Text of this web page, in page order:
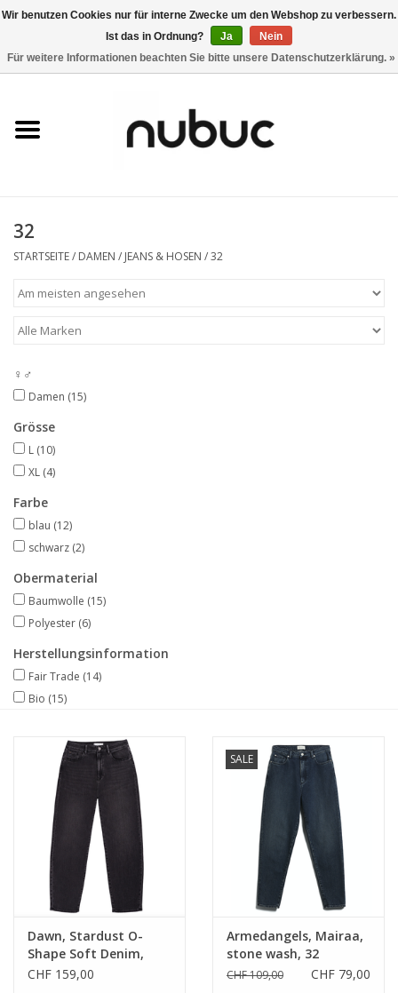
0 Artikel - CHF 0,00
Damen
Accessoires
Home
Stores
Marken
32
STARTSEITE/ DAMEN / JEANS & HOSEN /32
♀♂
Damen (15)
Grösse
L (10)
XL (4)
Farbe
blau (12)
schwarz (2)
Obermaterial
Baumwolle (15)
Polyester (6)
Herstellungsinformation
Fair Trade (14)
Bio (15)
Dawn, Stardust O-
Shape Soft Denim,
black, 32/28
CHF 159,00
SALE
Armedangels, Mairaa,
stone wash, 32
CHF 109,00 CHF 79,00
Wir benutzen Cookies nur für interne Zwecke um den Webshop zu verbessern.
Ist das in Ordnung?
Ja
Nein
Für weitere Informationen beachten Sie bitte unsere Datenschutzerklärung. »